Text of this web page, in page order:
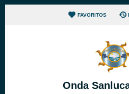
FAVORITOS
Onda